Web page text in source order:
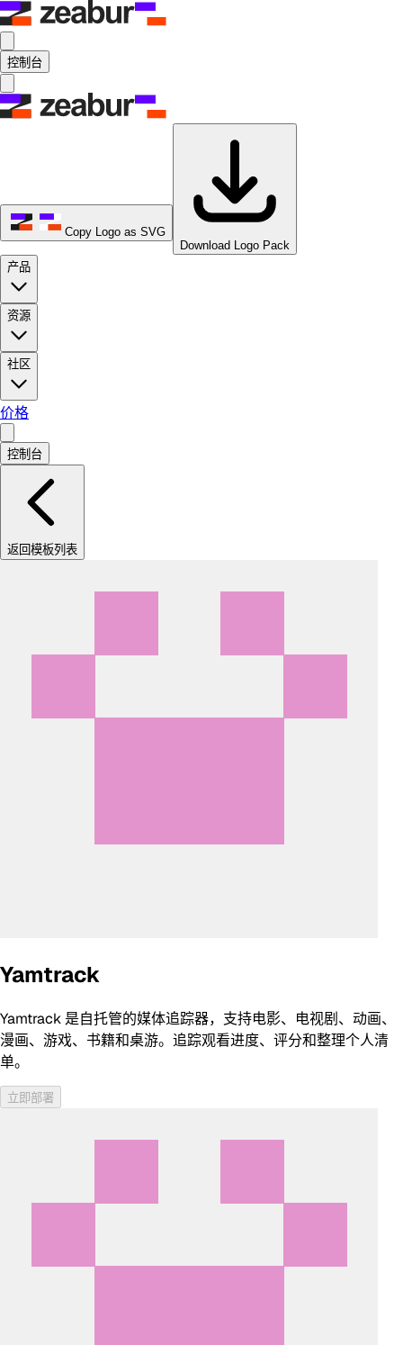
控制台
Copy Logo as SVG
Download Logo Pack
产品
资源
社区
价格
控制台
返回模板列表
Yamtrack
Yamtrack 是自托管的媒体追踪器，支持电影、电视剧、动画、
漫画、游戏、书籍和桌游。追踪观看进度、评分和整理个人清
单。
立即部署